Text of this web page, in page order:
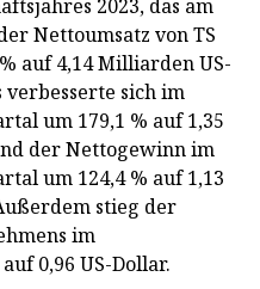
2023, das am
Nettoumsatz von TS
auf 4,14 Milliarden US-
verbesserte sich im
um 179,1 % auf 1,35
der Nettogewinn im
um 124,4 % auf 1,13
stieg der
im
0,96 US-Dollar.